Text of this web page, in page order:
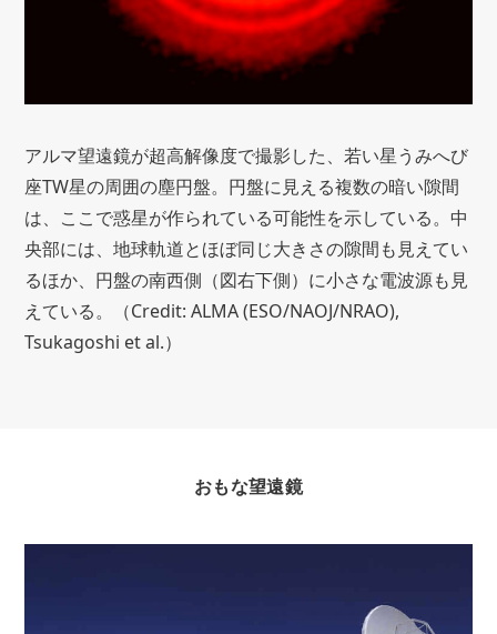
アルマ望遠鏡が超高解像度で撮影した、若い星うみへび
座TW星の周囲の塵円盤。円盤に見える複数の暗い隙間
は、ここで惑星が作られている可能性を示している。中
央部には、地球軌道とほぼ同じ大きさの隙間も見えてい
るほか、円盤の南西側（図右下側）に小さな電波源も見
えている。（Credit: ALMA (ESO/NAOJ/NRAO),
Tsukagoshi et al.）
おもな望遠鏡